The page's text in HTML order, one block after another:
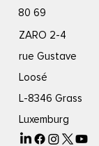
80 69
ZARO 2-4
rue Gustave
Loosé
L-8346 Grass
Luxemburg